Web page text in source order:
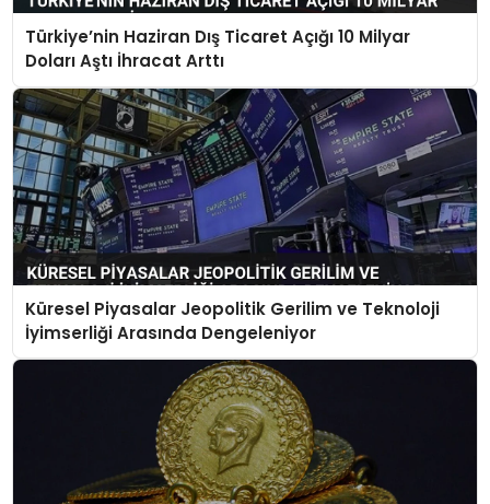
Türkiye’nin Haziran Dış Ticaret Açığı 10 Milyar
Doları Aştı İhracat Arttı
Küresel Piyasalar Jeopolitik Gerilim ve Teknoloji
İyimserliği Arasında Dengeleniyor